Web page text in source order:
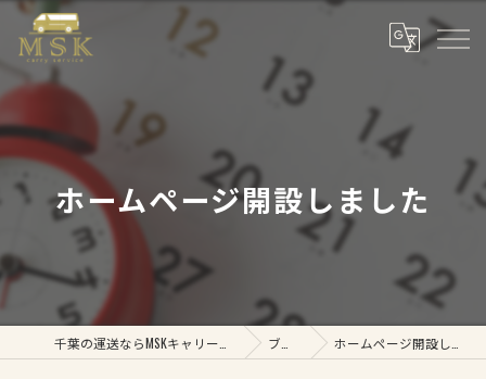
ホームページ開設しました
ブログ ホームページ開設しました